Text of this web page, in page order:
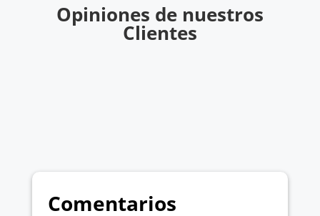
Opiniones de nuestros
Clientes
Comentarios